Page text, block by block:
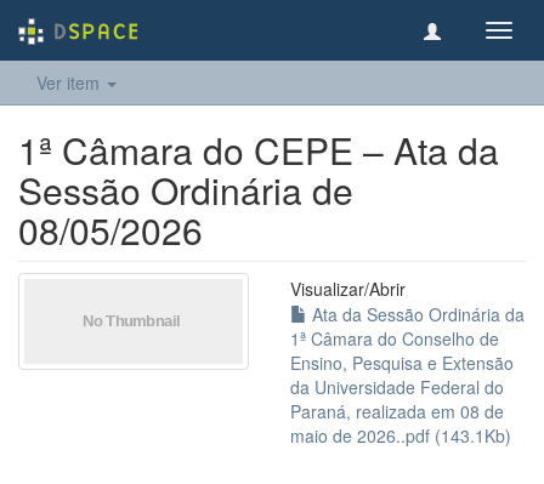
Ver item
1ª Câmara do CEPE – Ata da
Sessão Ordinária de
08/05/2026
Visualizar/Abrir
Ata da Sessão Ordinária da
1ª Câmara do Conselho de
Ensino, Pesquisa e Extensão
da Universidade Federal do
Paraná, realizada em 08 de
maio de 2026..pdf (143.1Kb)